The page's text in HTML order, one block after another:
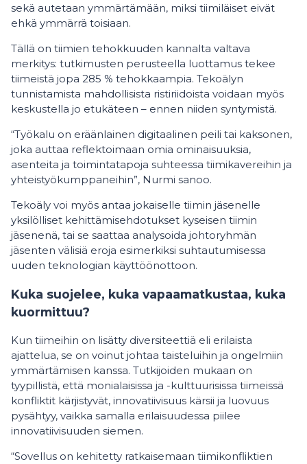
sekä autetaan ymmärtämään, miksi tiimiläiset eivät
ehkä ymmärrä toisiaan.
Tällä on tiimien tehokkuuden kannalta valtava
merkitys: tutkimusten perusteella luottamus tekee
tiimeistä jopa 285 % tehokkaampia. Tekoälyn
tunnistamista mahdollisista ristiriidoista voidaan myös
keskustella jo etukäteen – ennen niiden syntymistä.
“Työkalu on eräänlainen digitaalinen peili tai kaksonen,
joka auttaa reflektoimaan omia ominaisuuksia,
asenteita ja toimintatapoja suhteessa tiimikavereihin ja
yhteistyökumppaneihin”, Nurmi sanoo.
Tekoäly voi myös antaa jokaiselle tiimin jäsenelle
yksilölliset kehittämisehdotukset kyseisen tiimin
jäsenenä, tai se saattaa analysoida johtoryhmän
jäsenten välisiä eroja esimerkiksi suhtautumisessa
uuden teknologian käyttöönottoon.
Kuka suojelee, kuka vapaamatkustaa, kuka
kuormittuu?
Kun tiimeihin on lisätty diversiteettiä eli erilaista
ajattelua, se on voinut johtaa taisteluihin ja ongelmiin
ymmärtämisen kanssa. Tutkijoiden mukaan on
tyypillistä, että monialaisissa ja -kulttuurisissa tiimeissä
konfliktit kärjistyvät, innovatiivisuus kärsii ja luovuus
pysähtyy, vaikka samalla erilaisuudessa piilee
innovatiivisuuden siemen.
“Sovellus on kehitetty ratkaisemaan tiimikonfliktien